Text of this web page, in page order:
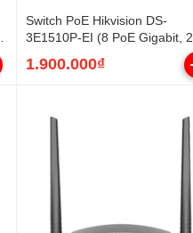
Switch PoE Hikvision DS-
3E1510P-EI (8 PoE Gigabit, 2
1.900.000₫